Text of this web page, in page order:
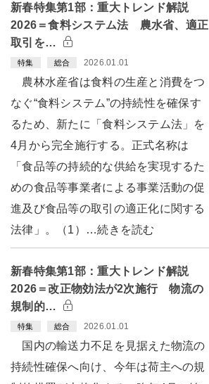
新春特集第1部：重大トレンド解説
2026＝食料システム法 農水省、適正
取引を…
特集 総合 2026.01.01
農林水産省は食料の生産と消費をつ
なぐ“食料システム”の持続性を確保す
るため、新たに「食料システム法」を
4月から完全施行する。正式名称は
「食品等の持続的な供給を実現するた
めの食品等事業者による事業活動の促
進及び食品等の取引の適正化に関する
法律」。（1）…続きを読む
新春特集第1部：重大トレンド解説
2026＝改正物効法が2次施行 物流の
規制的…
特集 総合 2026.01.01
国内の輸送力不足を見据えた物流の
持続性確保へ向け、今年は荷主への規